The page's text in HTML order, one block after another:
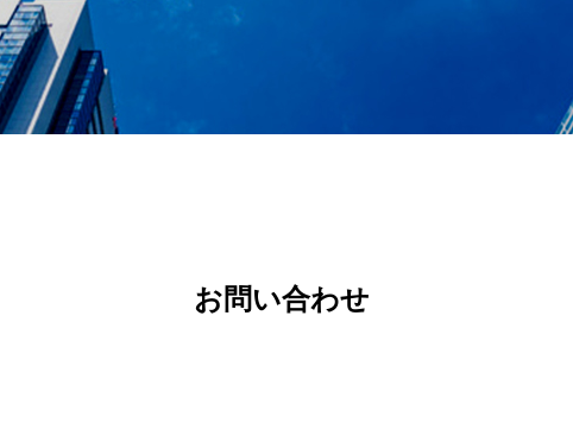
お問い合わせ